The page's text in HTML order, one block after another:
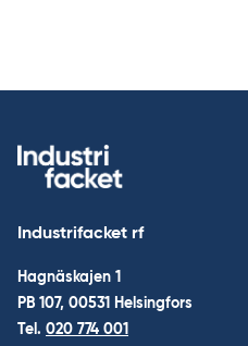
Industrifacket rf
Hagnäskajen 1
PB 107, 00531 Helsingfors
Tel. 020 774 001